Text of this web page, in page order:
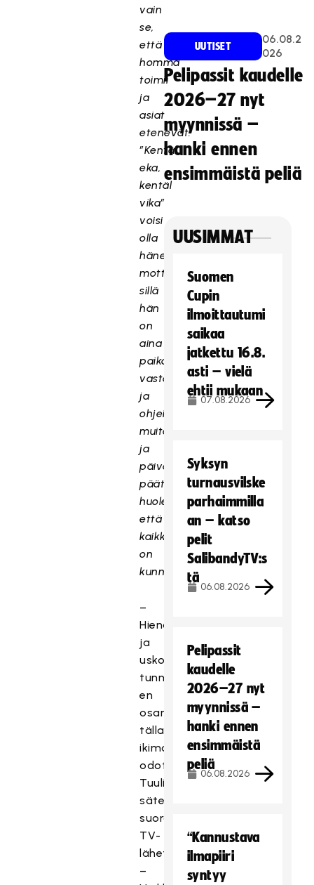
vain
se,
että
homma
toimii
ja
asiat
etenevät.
”Kentäl
eka,
kentäl
vika”
voisi
olla
hänen
mottonsa,
sillä
hän
on
aina
paikalla
vastaanottamassa
ja
ohjeistamassa
muita
ja
päivän
päätteeksi
huolehtii,
että
kaikki
on
kunnossa.
–
Hieno
ja
uskomaton
tunnustus,
en
osannut
tällaista
ikimaailmassa
odottaa,
Tuulikki
säteili
suorassa
TV-
lähetyksessä.
–
UUTISET
06.08.2
026
Pelipassit kaudelle
2026–27 nyt
myynnissä –
hanki ennen
ensimmäistä peliä
UUSIMMAT
Suomen
Cupin
ilmoittautumi
saikaa
jatkettu 16.8.
asti – vielä
ehtii mukaan
07.08.2026
Syksyn
turnausvilske
parhaimmilla
an – katso
pelit
SalibandyTV:s
tä
06.08.2026
Pelipassit
kaudelle
2026–27 nyt
myynnissä –
hanki ennen
ensimmäistä
peliä
06.08.2026
“Kannustava
ilmapiiri
syntyy